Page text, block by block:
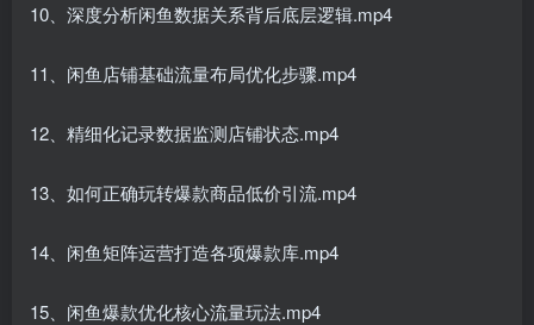
10、深度分析闲鱼数据关系背后底层逻辑.mp4
11、闲鱼店铺基础流量布局优化步骤.mp4
12、精细化记录数据监测店铺状态.mp4
13、如何正确玩转爆款商品低价引流.mp4
14、闲鱼矩阵运营打造各项爆款库.mp4
15、闲鱼爆款优化核心流量玩法.mp4